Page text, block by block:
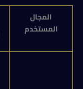
المجال
المستخدم